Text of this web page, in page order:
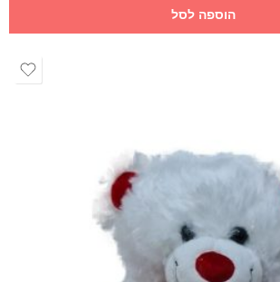
הוספה לסל